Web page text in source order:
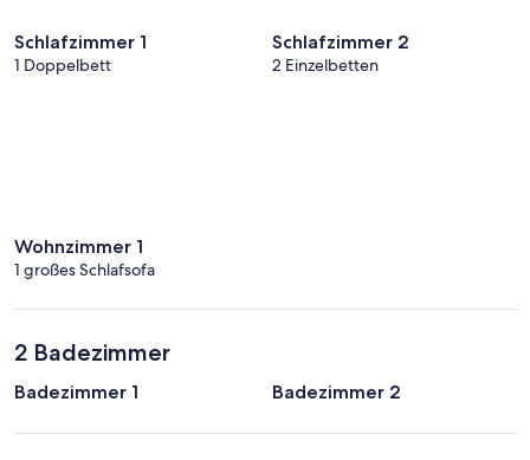
Schlafzimmer 1
1 Doppelbett
Schlafzimmer 2
2 Einzelbetten
Wohnzimmer 1
1 großes Schlafsofa
2 Badezimmer
Badezimmer 1 Badezimmer 2